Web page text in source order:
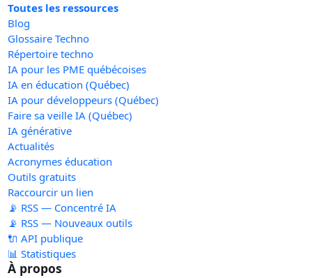
Toutes les ressources
Blog
Glossaire Techno
Répertoire techno
IA pour les PME québécoises
IA en éducation (Québec)
IA pour développeurs (Québec)
Faire sa veille IA (Québec)
IA générative
Actualités
Acronymes éducation
Outils gratuits
Raccourcir un lien
📡 RSS — Concentré IA
📡 RSS — Nouveaux outils
🔌 API publique
📊 Statistiques
À propos